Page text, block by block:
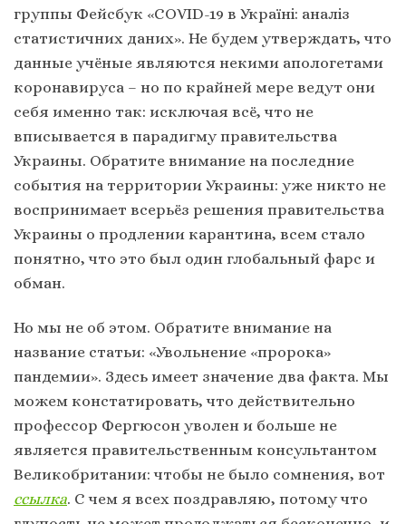
группы Фейсбук «СOVID-19 в Україні: аналіз
статистичних даних». Не будем утверждать, что
данные учёные являются некими апологетами
коронавируса – но по крайней мере ведут они
себя именно так: исключая всё, что не
вписывается в парадигму правительства
Украины. Обратите внимание на последние
события на территории Украины: уже никто не
воспринимает всерьёз решения правительства
Украины о продлении карантина, всем стало
понятно, что это был один глобальный фарс и
обман.
Но мы не об этом. Обратите внимание на
название статьи: «Увольнение «пророка»
пандемии». Здесь имеет значение два факта. Мы
можем констатировать, что действительно
профессор Фергюсон уволен и больше не
является правительственным консультантом
Великобритании: чтобы не было сомнения, вот
ссылка. С чем я всех поздравляю, потому что